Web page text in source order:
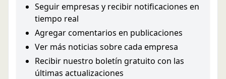
Seguir empresas y recibir notificaciones en
tiempo real
Agregar comentarios en publicaciones
Ver más noticias sobre cada empresa
Recibir nuestro boletín gratuito con las
últimas actualizaciones